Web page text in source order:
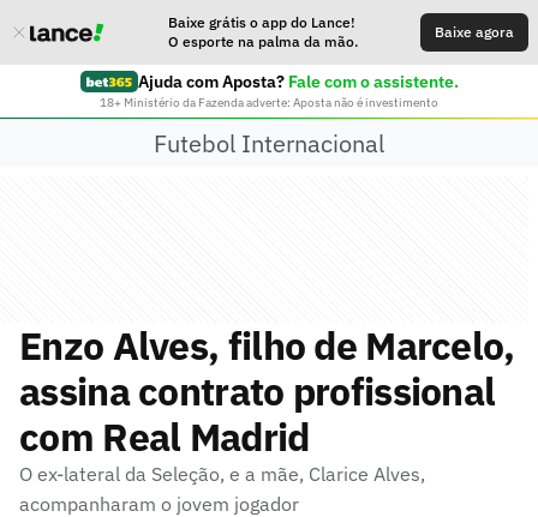
Baixe grátis o app do Lance!
O esporte na palma da mão.
Baixe agora
Ajuda com Aposta? Fale com o assistente.
18+ Ministério da Fazenda adverte: Aposta não é investimento
Futebol Internacional
Enzo Alves, filho de Marcelo,
assina contrato profissional
com Real Madrid
O ex-lateral da Seleção, e a mãe, Clarice Alves,
acompanharam o jovem jogador